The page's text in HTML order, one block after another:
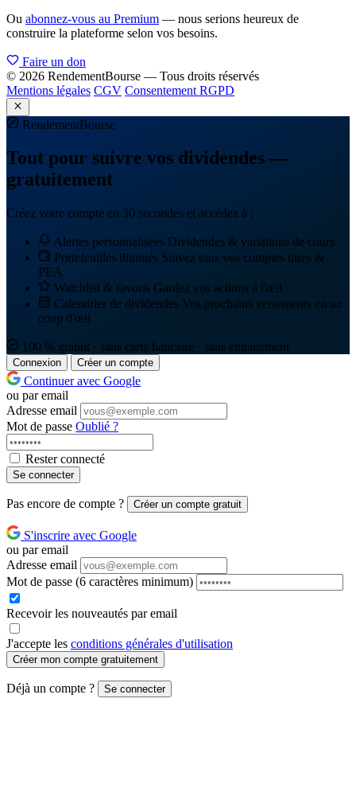
Ou abonnez-vous au Premium — nous serions heureux de
construire la plateforme selon vos besoins.
Faire un don
© 2026 RendementBourse — Tous droits réservés
Mentions légales CGV Consentement RGPD
RendementBourse
Tout pour suivre vos dividendes —
gratuitement
Créez votre compte en 30 secondes et accédez à :
Alertes personnalisées Dividendes & variations de cours
Portefeuilles illimités Suivez tous vos comptes titres &
PEA
Watchlist & favoris Gardez vos actions à l'œil
Calendrier de dividendes Vos prochains versements en un
coup d'œil
100 % gratuit · sans carte bancaire · sans engagement
Connexion Créer un compte
Continuer avec Google
ou par email
Adresse email
Mot de passe Oublié ?
Rester connecté
Se connecter
Pas encore de compte ? Créer un compte gratuit
S'inscrire avec Google
ou par email
Adresse email
Mot de passe (6 caractères minimum)
Recevoir les nouveautés par email
J'accepte les conditions générales d'utilisation
Créer mon compte gratuitement
Déjà un compte ? Se connecter